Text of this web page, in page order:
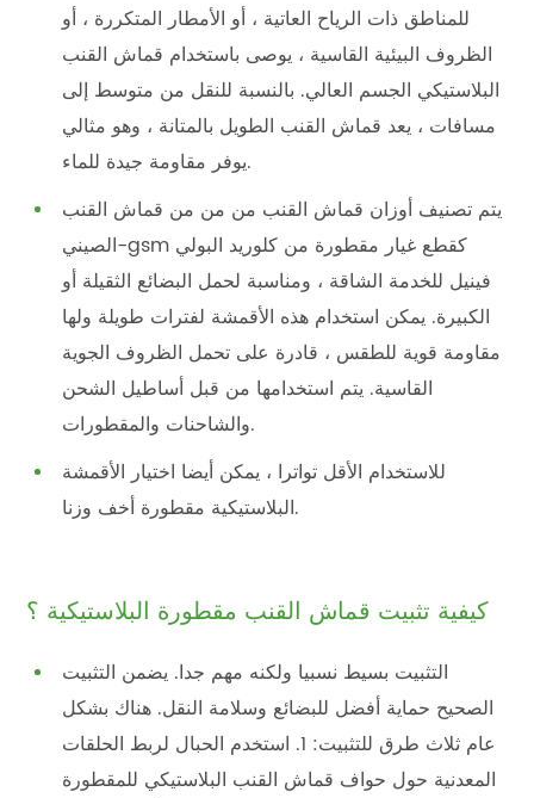
للمناطق ذات الرياح العاتية ، أو الأمطار المتكررة ، أو
الظروف البيئية القاسية ، يوصى باستخدام قماش القنب
البلاستيكي الجسم العالي. بالنسبة للنقل من متوسط إلى
مسافات ، يعد قماش القنب الطويل بالمتانة ، وهو مثالي
يوفر مقاومة جيدة للماء.
يتم تصنيف أوزان قماش القنب من من من قماش القنب
الصيني-gsm كقطع غيار مقطورة من كلوريد البولي
فينيل للخدمة الشاقة ، ومناسبة لحمل البضائع الثقيلة أو
الكبيرة. يمكن استخدام هذه الأقمشة لفترات طويلة ولها
مقاومة قوية للطقس ، قادرة على تحمل الظروف الجوية
القاسية. يتم استخدامها من قبل أساطيل الشحن
والشاحنات والمقطورات.
للاستخدام الأقل تواترا ، يمكن أيضا اختيار الأقمشة
البلاستيكية مقطورة أخف وزنا.
كيفية تثبيت قماش القنب مقطورة البلاستيكية ؟
التثبيت بسيط نسبيا ولكنه مهم جدا. يضمن التثبيت
الصحيح حماية أفضل للبضائع وسلامة النقل. هناك بشكل
عام ثلاث طرق للتثبيت: 1. استخدم الحبال لربط الحلقات
المعدنية حول حواف قماش القنب البلاستيكي للمقطورة